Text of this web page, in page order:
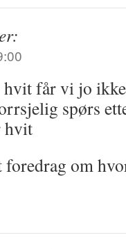
får vi jo
spørs
hvit
foredrag om